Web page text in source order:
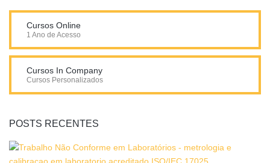
Cursos Online
1 Ano de Acesso
Cursos In Company
Cursos Personalizados
POSTS RECENTES